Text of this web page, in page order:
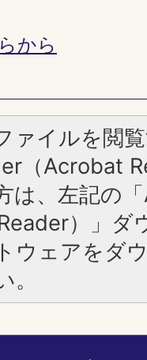
から
ァイルを閲
（Acrobat
は、左記の
）」ダ
ウェアをダ